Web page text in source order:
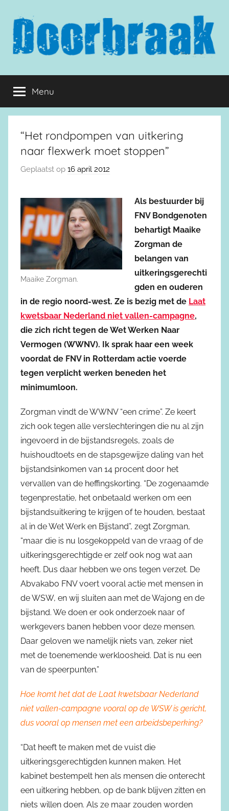
inhoud
springen
Doorbraak.eu
Menu
“Het rondpompen van uitkering
naar flexwerk moet stoppen”
Geplaatst op 16 april 2012
Maaike Zorgman.
Als bestuurder bij
FNV Bondgenoten
behartigt Maaike
Zorgman de
belangen van
uitkeringsgerechti
gden en ouderen
in de regio noord-west. Ze is bezig met de Laat
kwetsbaar Nederland niet vallen-campagne,
die zich richt tegen de Wet Werken Naar
Vermogen (WWNV). Ik sprak haar een week
voordat de FNV in Rotterdam actie voerde
tegen verplicht werken beneden het
minimumloon.
Zorgman vindt de WWNV “een crime”. Ze keert
zich ook tegen alle verslechteringen die nu al zijn
ingevoerd in de bijstandsregels, zoals de
huishoudtoets en de stapsgewijze daling van het
bijstandsinkomen van 14 procent door het
vervallen van de heffingskorting. “De zogenaamde
tegenprestatie, het onbetaald werken om een
bijstandsuitkering te krijgen of te houden, bestaat
al in de Wet Werk en Bijstand”, zegt Zorgman,
“maar die is nu losgekoppeld van de vraag of de
uitkeringsgerechtigde er zelf ook nog wat aan
heeft. Dus daar hebben we ons tegen verzet. De
Abvakabo FNV voert vooral actie met mensen in
de WSW, en wij sluiten aan met de Wajong en de
bijstand. We doen er ook onderzoek naar of
werkgevers banen hebben voor deze mensen.
Daar geloven we namelijk niets van, zeker niet
met de toenemende werkloosheid. Dat is nu een
van de speerpunten.”
Hoe komt het dat de Laat kwetsbaar Nederland
niet vallen-campagne vooral op de WSW is gericht,
dus vooral op mensen met een arbeidsbeperking?
“Dat heeft te maken met de vuist die
uitkeringsgerechtigden kunnen maken. Het
kabinet bestempelt hen als mensen die onterecht
een uitkering hebben, op de bank blijven zitten en
niets willen doen. Als ze maar zouden worden